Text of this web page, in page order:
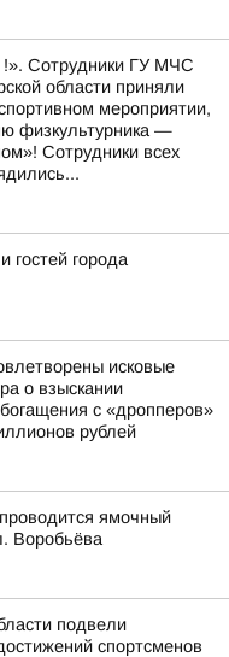
Сотрудники ГУ МЧС
области приняли
мероприятии,
физкультурника —
Сотрудники всех
гостей города
исковые
о взыскании
с «дропперов»
рублей
ямочный
Воробьёва
подвели
спортсменов